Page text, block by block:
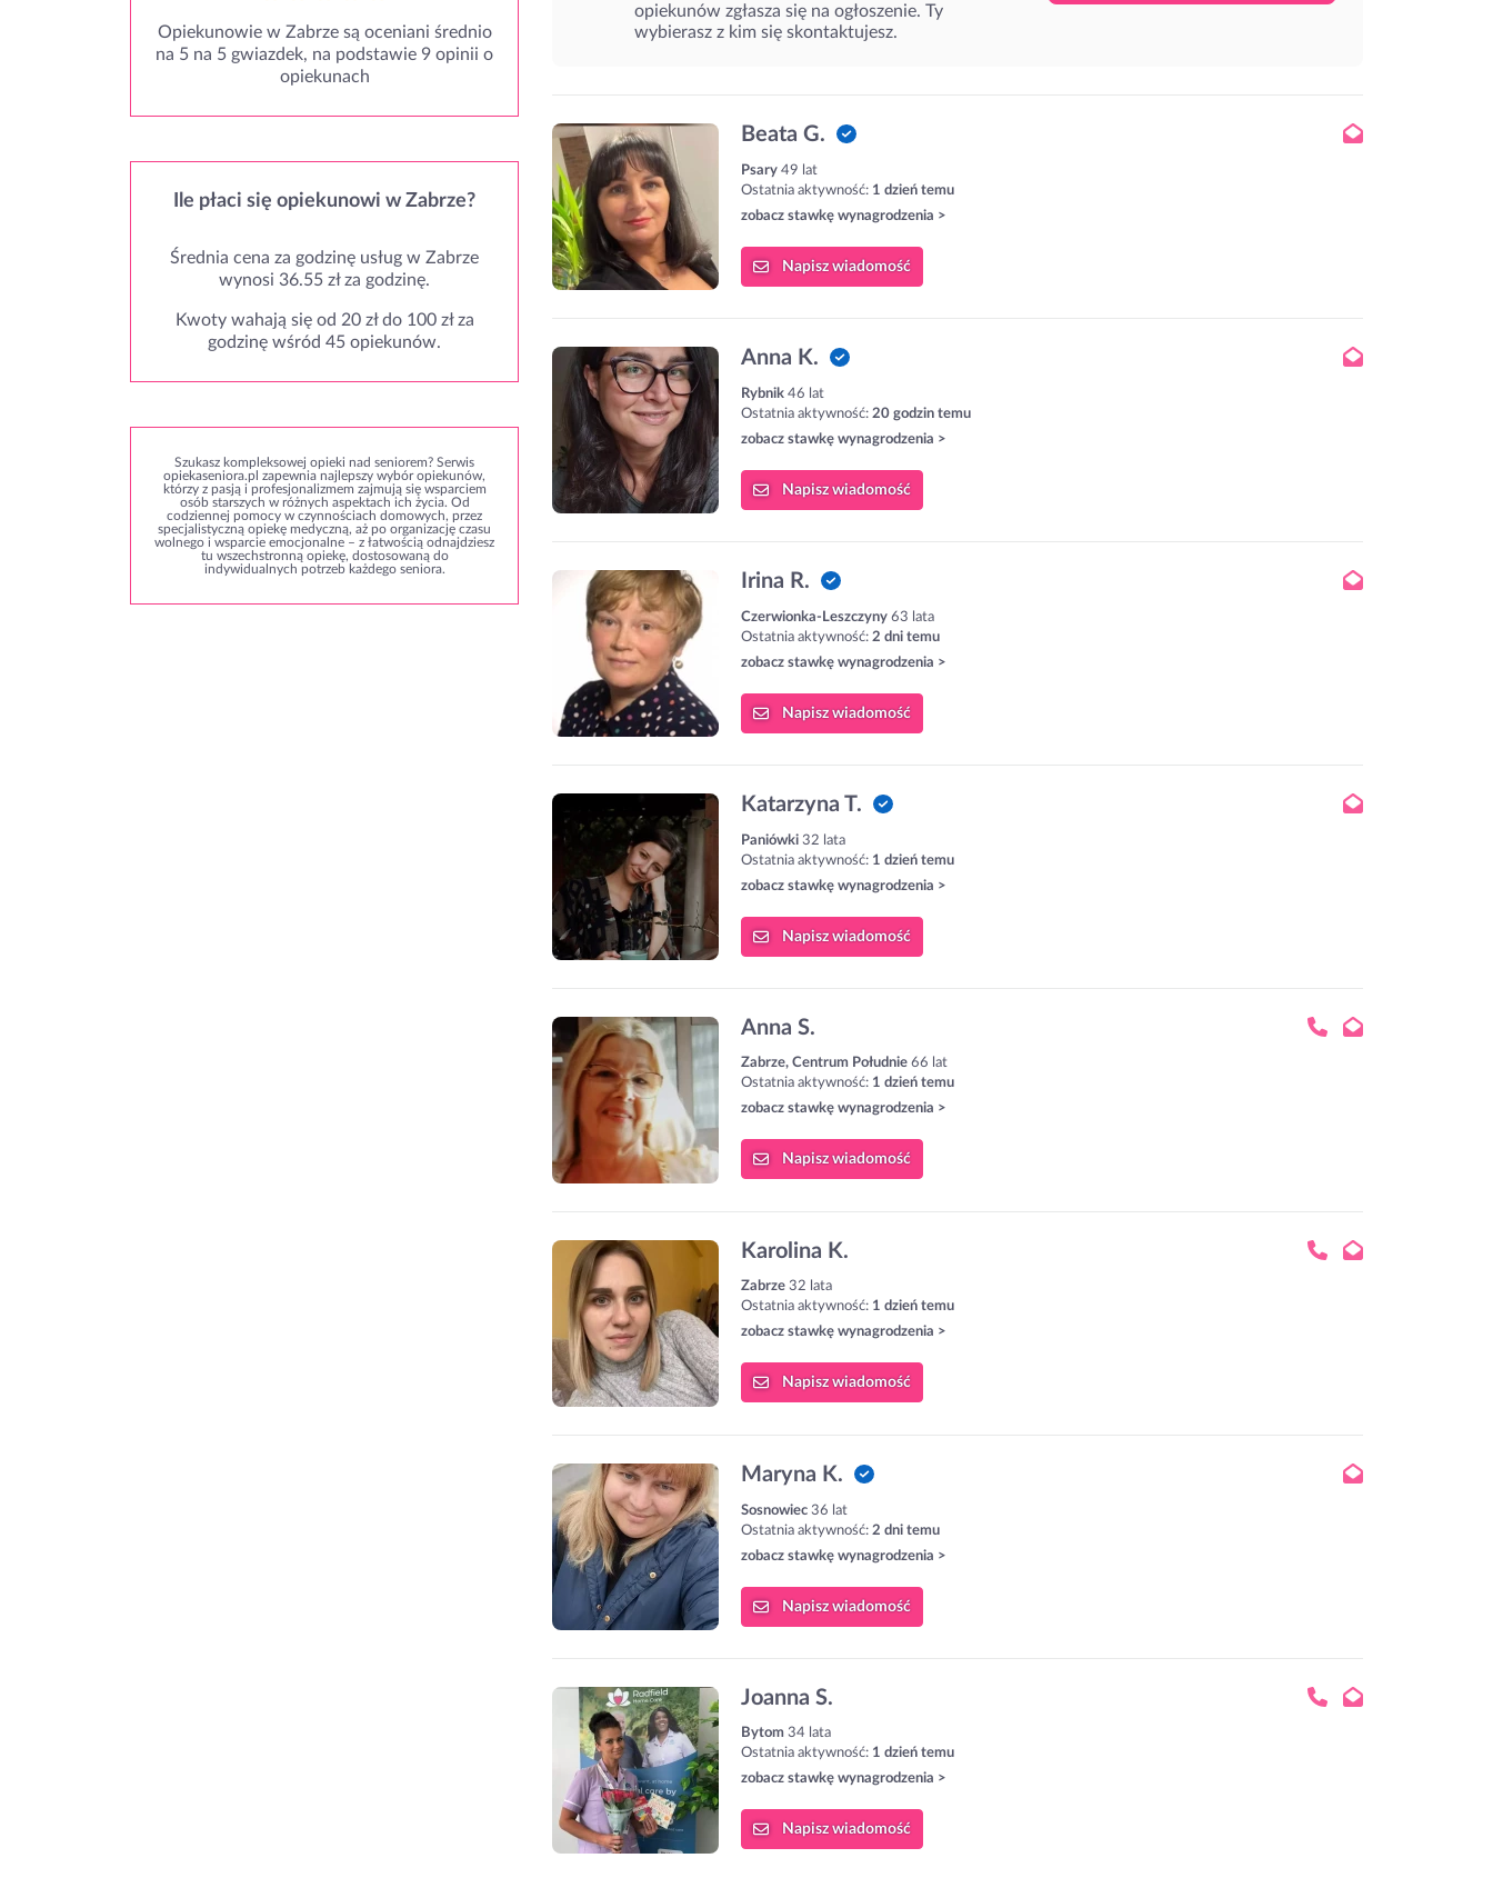
Opiekunowie w Zabrze są oceniani średnio
na 5 na 5 gwiazdek, na podstawie 9 opinii o
opiekunach
Ile płaci się opiekunowi w Zabrze?
Średnia cena za godzinę usług w Zabrze
wynosi 36.55 zł za godzinę.
Kwoty wahają się od 20 zł do 100 zł za
godzinę wśród 45 opiekunów.
Szukasz kompleksowej opieki nad seniorem? Serwis
opiekaseniora.pl zapewnia najlepszy wybór opiekunów,
którzy z pasją i profesjonalizmem zajmują się wsparciem
osób starszych w różnych aspektach ich życia. Od
codziennej pomocy w czynnościach domowych, przez
specjalistyczną opiekę medyczną, aż po organizację czasu
wolnego i wsparcie emocjonalne – z łatwością odnajdziesz
tu wszechstronną opiekę, dostosowaną do
indywidualnych potrzeb każdego seniora.
opiekunów zgłasza się na ogłoszenie. Ty
wybierasz z kim się skontaktujesz.
Beata G.
Psary 49 lat
Ostatnia aktywność: 1 dzień temu
zobacz stawkę wynagrodzenia >
Napiszwiadomość
Anna K.
Rybnik 46 lat
Ostatnia aktywność: 20 godzin temu
zobacz stawkę wynagrodzenia >
Napiszwiadomość
Irina R.
Czerwionka-Leszczyny 63 lata
Ostatnia aktywność: 2 dni temu
zobacz stawkę wynagrodzenia >
Napiszwiadomość
Katarzyna T.
Paniówki 32 lata
Ostatnia aktywność: 1 dzień temu
zobacz stawkę wynagrodzenia >
Napiszwiadomość
Anna S.
Zabrze, Centrum Południe 66 lat
Ostatnia aktywność: 1 dzień temu
zobacz stawkę wynagrodzenia >
Napiszwiadomość
Karolina K.
Zabrze 32 lata
Ostatnia aktywność: 1 dzień temu
zobacz stawkę wynagrodzenia >
Napiszwiadomość
Maryna K.
Sosnowiec 36 lat
Ostatnia aktywność: 2 dni temu
zobacz stawkę wynagrodzenia >
Napiszwiadomość
Joanna S.
Bytom 34 lata
Ostatnia aktywność: 1 dzień temu
zobacz stawkę wynagrodzenia >
Napiszwiadomość